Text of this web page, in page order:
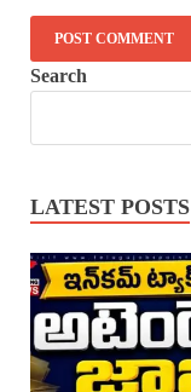
Search
LATEST POSTS